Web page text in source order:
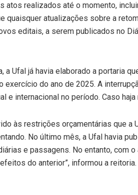
atos realizados até o momento,
quaisquer atualizações sobre a
editais, a serem publicados no
a Ufal já havia elaborado a portaria
exercício do ano de 2025. A
e internacional no período. Caso
às restrições orçamentárias que
No último mês, a Ufal havia
e passagens. No entanto, com
do anterior”, informou a reitoria.